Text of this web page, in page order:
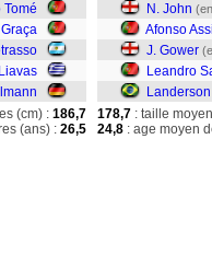
Tomé
N. John
Afonso
J. Gower
Leandro
Landerson
(cm) : 186,7
(ans) : 26,5
178,7 : taille
24,8 : age moyen